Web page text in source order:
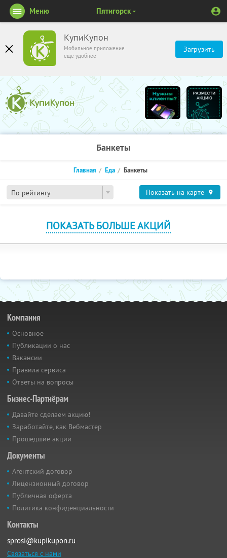
КупиКупон
Мобильное приложение
ещё удобнее
Загрузить
Меню Пятигорск
Банкеты
По рейтингу
Главная Еда Банкеты
Показать на карте
ПОКАЗАТЬ БОЛЬШЕ АКЦИЙ
Компания
Основное
Публикации о нас
Вакансии
Правила сервиса
Ответы на вопросы
Бизнес-Партнёрам
Давайте сделаем акцию!
Заработайте, как Вебмастер
Прошедшие акции
Документы
Агентский договор
Лицензионный договор
Публичная оферта
Политика конфиденциальности
Контакты
sprosi@kupikupon.ru
Связаться с нами